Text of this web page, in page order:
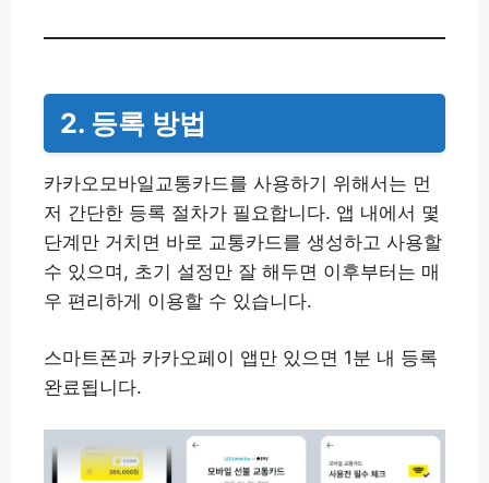
2. 등록 방법
카카오모바일교통카드를 사용하기 위해서는 먼
저 간단한 등록 절차가 필요합니다. 앱 내에서 몇
단계만 거치면 바로 교통카드를 생성하고 사용할
수 있으며, 초기 설정만 잘 해두면 이후부터는 매
우 편리하게 이용할 수 있습니다.
스마트폰과 카카오페이 앱만 있으면 1분 내 등록
완료됩니다.